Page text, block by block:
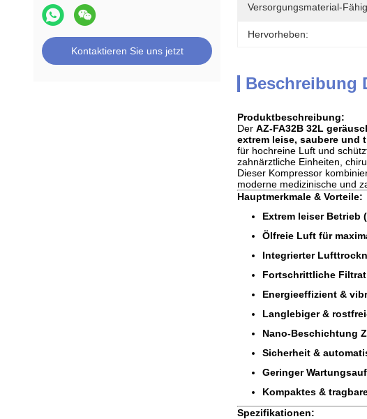
Kontaktieren Sie uns jetzt
Versorgungsmaterial-
Hervorheben:
Beschreibung
Produktbeschreibung:
Der AZ-FA32B 32L
extrem leise, saubere und
für hochreine Luft und
zahnärztliche Einheiten,
Dieser Kompressor
moderne medizinische und
Hauptmerkmale & Vorteile:
Extrem leiser Betrieb
Ölfreie Luft für
Integrierter
Fortschrittliche
Energieeffizient &
Langlebiger &
Nano-Beschichtung
Sicherheit &
Geringer
Kompaktes &
Spezifikationen: